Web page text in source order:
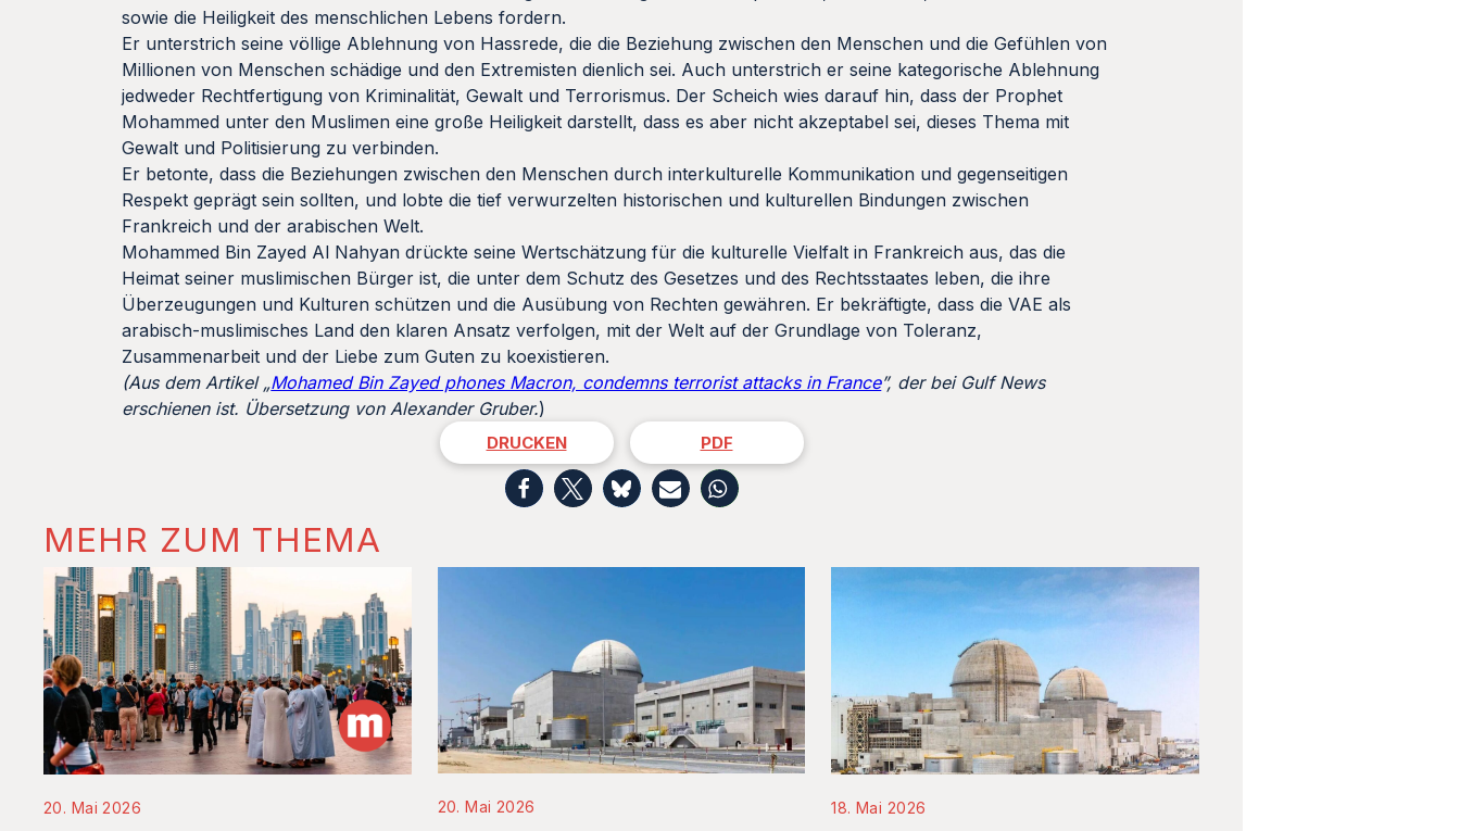
sowie die Heiligkeit des menschlichen Lebens fordern.
Er unterstrich seine völlige Ablehnung von Hassrede, die die Beziehung zwischen den Menschen und die Gefühlen von
Millionen von Menschen schädige und den Extremisten dienlich sei. Auch unterstrich er seine kategorische Ablehnung
jedweder Rechtfertigung von Kriminalität, Gewalt und Terrorismus. Der Scheich wies darauf hin, dass der Prophet
Mohammed unter den Muslimen eine große Heiligkeit darstellt, dass es aber nicht akzeptabel sei, dieses Thema mit
Gewalt und Politisierung zu verbinden.
Er betonte, dass die Beziehungen zwischen den Menschen durch interkulturelle Kommunikation und gegenseitigen
Respekt geprägt sein sollten, und lobte die tief verwurzelten historischen und kulturellen Bindungen zwischen
Frankreich und der arabischen Welt.
Mohammed Bin Zayed Al Nahyan drückte seine Wertschätzung für die kulturelle Vielfalt in Frankreich aus, das die
Heimat seiner muslimischen Bürger ist, die unter dem Schutz des Gesetzes und des Rechtsstaates leben, die ihre
Überzeugungen und Kulturen schützen und die Ausübung von Rechten gewähren. Er bekräftigte, dass die VAE als
arabisch-muslimisches Land den klaren Ansatz verfolgen, mit der Welt auf der Grundlage von Toleranz,
Zusammenarbeit und der Liebe zum Guten zu koexistieren.
(Aus dem Artikel „Mohamed Bin Zayed phones Macron, condemns terrorist attacks in France”, der bei Gulf News
erschienen ist. Übersetzung von Alexander Gruber.)
DRUCKEN PDF
MEHR ZUM THEMA
20. Mai 2026 20. Mai 2026 18. Mai 2026